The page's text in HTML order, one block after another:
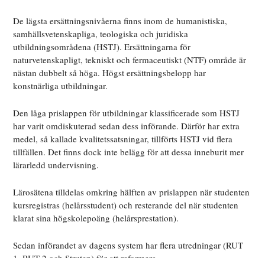
De lägsta ersättningsnivåerna finns inom de humanistiska,
samhällsvetenskapliga, teologiska och juridiska
utbildningsområdena (HSTJ). Ersättningarna för
naturvetenskapligt, tekniskt och fermaceutiskt (NTF) område är
nästan dubbelt så höga. Högst ersättningsbelopp har
konstnärliga utbildningar.
Den låga prislappen för utbildningar klassificerade som HSTJ
har varit omdiskuterad sedan dess införande. Därför har extra
medel, så kallade kvalitetssatsningar, tillförts HSTJ vid flera
tillfällen. Det finns dock inte belägg för att dessa inneburit mer
lärarledd undervisning.
Lärosätena tilldelas omkring hälften av prislappen när studenten
kursregistras (helårsstudent) och resterande del när studenten
klarat sina högskolepoäng (helårsprestation).
Sedan införandet av dagens system har flera utredningar (RUT